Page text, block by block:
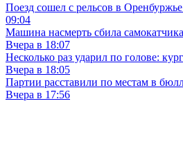
Поезд сошел с рельсов в
09:04
Машина насмерть сбила
Вчера в 18:07
Несколько раз ударил по голове:
Вчера в 18:05
Партии расставили по местам в
Вчера в 17:56